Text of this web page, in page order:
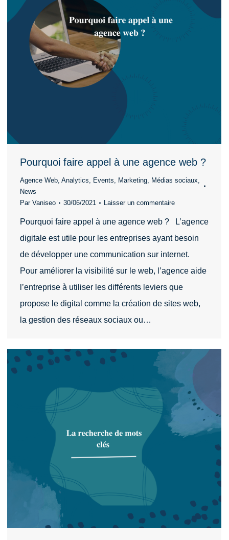
Pourquoi faire appel à une agence web ?
Agence Web, Analytics, Events, Marketing, Médias sociaux,
News
Par Vaniseo 30/06/2021 Laisser un commentaire
Pourquoi faire appel à une agence web ? L’agence
digitale est utile pour les entreprises ayant besoin
de développer une communication sur internet.
Pour améliorer la visibilité sur le web, l’agence aide
l’entreprise à utiliser les différents leviers que
propose le digital comme la création de sites web,
la gestion des réseaux sociaux ou…